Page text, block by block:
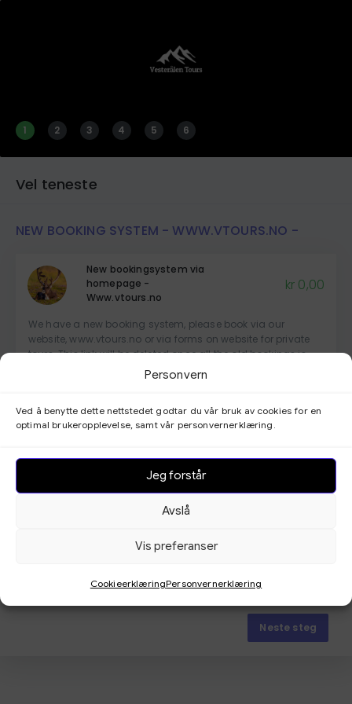
Personvern
Ved å benytte dette nettstedet godtar du vår bruk av cookies for en
optimal brukeropplevelse, samt vår personvernerklæring.
Jeg forstår
Avslå
Vis preferanser
CookieerklæringPersonvernerklæring
1 2 3 4 5 6
Vel teneste
NEW BOOKING SYSTEM - WWW.VTOURS.NO -
New bookingsystem via
homepage -
Www.vtours.no
kr 0,00
We have a new booking system, please book via our
website, www.vtours.no or via forms on website for private
tours. This link will be deleted once all the old bookings is
Neste steg